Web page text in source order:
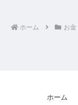
ホーム お金
ホーム